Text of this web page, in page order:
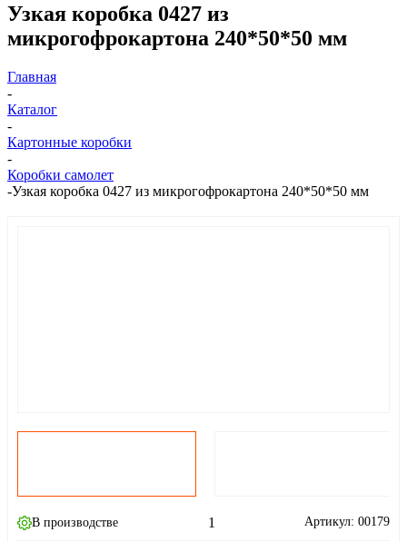
Узкая коробка 0427 из
микрогофрокартона 240*50*50 мм
Главная
-
Каталог
-
Картонные коробки
-
Коробки самолет
-Узкая коробка 0427 из микрогофрокартона 240*50*50 мм
В производстве 1 Артикул: 00179